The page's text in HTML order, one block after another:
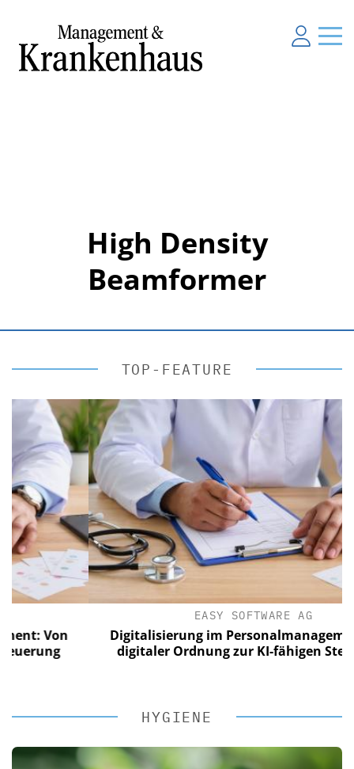
High Density
Beamformer
TOP-FEATURE
EASY SOFTWARE AG
Digitalisierung im Personalmanagement:
digitaler Ordnung zur KI-fähigen Steuerung
HYGIENE